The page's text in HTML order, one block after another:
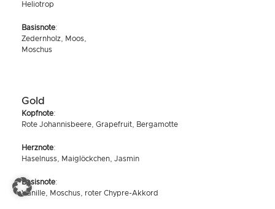
Heliotrop
Basisnote:
Zedernholz, Moos,
Moschus
Gold
Kopfnote:
Rote Johannisbeere, Grapefruit, Bergamotte
Herznote:
Haselnuss, Maiglöckchen, Jasmin
Basisnote:
Vanille, Moschus, roter Chypre-Akkord